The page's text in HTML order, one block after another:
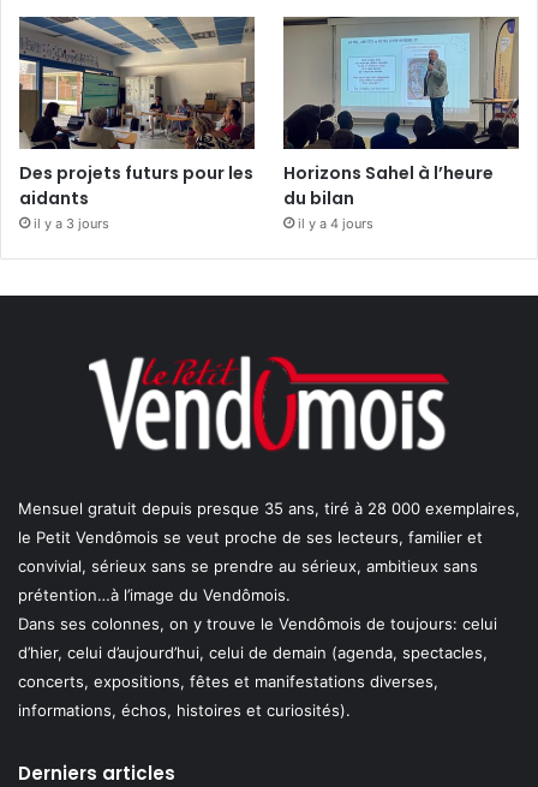
Des projets futurs pour les
aidants
il y a 3 jours
Horizons Sahel à l’heure
du bilan
il y a 4 jours
Mensuel gratuit depuis presque 35 ans, tiré à 28 000 exemplaires,
le Petit Vendômois se veut proche de ses lecteurs, familier et
convivial, sérieux sans se prendre au sérieux, ambitieux sans
prétention…à l’image du Vendômois.
Dans ses colonnes, on y trouve le Vendômois de toujours: celui
d’hier, celui d’aujourd’hui, celui de demain (agenda, spectacles,
concerts, expositions, fêtes et manifestations diverses,
informations, échos, histoires et curiosités).
Derniers articles